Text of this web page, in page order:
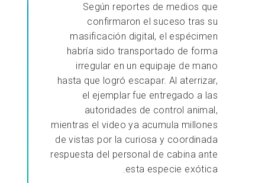
Según reportes de medios que
confirmaron el suceso tras su
masificación digital, el espécimen
habría sido transportado de forma
irregular en un equipaje de mano
hasta que logró escapar. Al aterrizar,
el ejemplar fue entregado a las
autoridades de control animal,
mientras el video ya acumula millones
de vistas por la curiosa y coordinada
respuesta del personal de cabina ante
esta especie exótica.